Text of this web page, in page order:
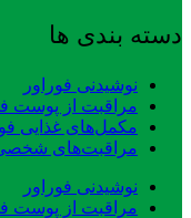
دسته بندی ها
نوشیدنی فوراور
مراقبت از پوست
مکمل‌های غذایی
مراقبت‌های شخصی
نوشیدنی فوراور
مراقبت از پوست